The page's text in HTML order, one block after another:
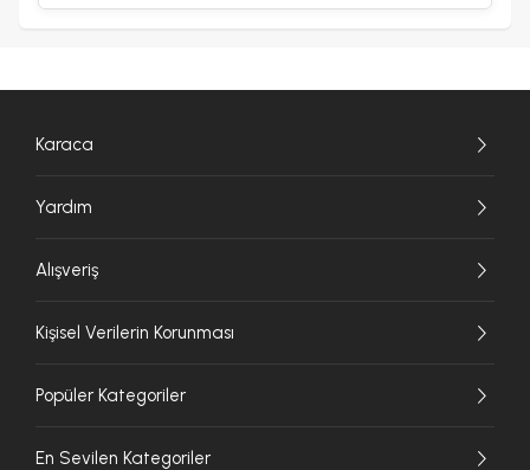
Karaca
Yardım
Alışveriş
Kişisel Verilerin Korunması
Popüler Kategoriler
En Sevilen Kategoriler